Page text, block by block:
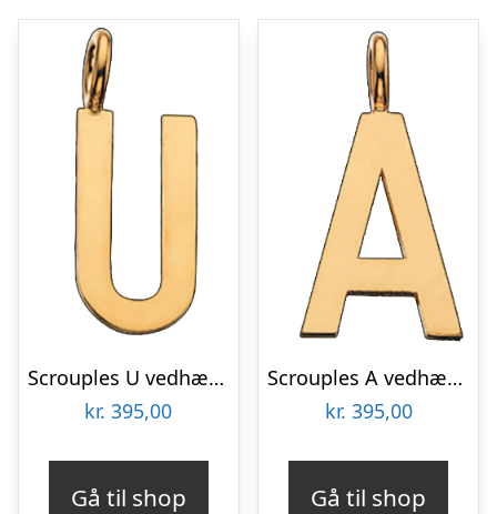
Scrouples U vedhæng forgyldt inkl. kæde
kr. 395,00
Gå til shop
Scrouples A vedhæng forgyldt inkl. kæde
kr. 395,00
Gå til shop